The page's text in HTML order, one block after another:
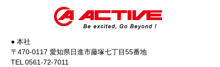
● 本社
〒470-0117 愛知県日進市藤塚七丁目55番地
TEL 0561-72-7011